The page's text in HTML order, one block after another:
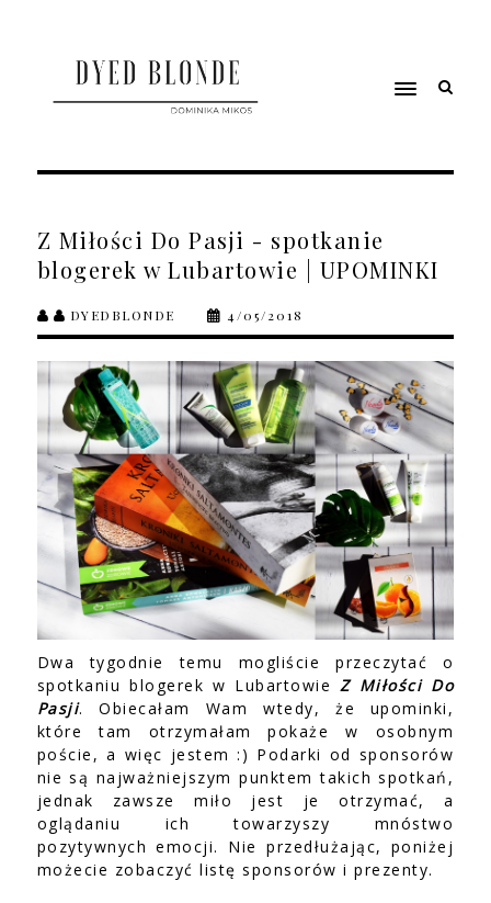
Z Miłości Do Pasji - spotkanie
blogerek w Lubartowie | UPOMINKI
DYEDBLONDE 4/05/2018
Dwa tygodnie temu mogliście przeczytać o
spotkaniu blogerek w LubartowieZ Miłości Do
Pasji. Obiecałam Wam wtedy, że upominki,
które tam otrzymałam pokaże w osobnym
poście, a więc jestem :) Podarki od sponsorów
nie są najważniejszym punktem takich spotkań,
jednak zawsze miło jest je otrzymać, a
oglądaniu ich towarzyszy mnóstwo
pozytywnych emocji. Nie przedłużając, poniżej
możecie zobaczyć listę sponsorów i prezenty.